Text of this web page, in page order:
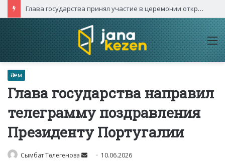
Глава государства принял участие в церемонии открытия международного турнира «Игры будущего – 2026»
Әлем
Глава государства направил
телеграмму поздравления
Президенту Португалии
Сымбат Төлегенова
Send 10.06.2026